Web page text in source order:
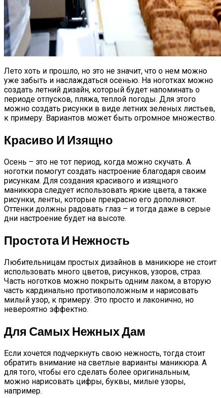
Лето хоть и прошло, но это не значит, что о нем можно
уже забыть и наслаждаться осенью. На ноготках можно
создать летний дизайн, который будет напоминать о
периоде отпусков, пляжа, теплой погоды. Для этого
можно создать рисунки в виде летних зеленых листьев,
к примеру. Вариантов может быть огромное множество.
Красиво И Изящно
Осень – это не тот период, когда можно скучать. А
ноготки помогут создать настроение благодаря своим
рисункам. Для создания красивого и изящного
маникюра следует использовать яркие цвета, а также
рисунки, ленты, которые прекрасно его дополняют.
Оттенки должны радовать глаз – и тогда даже в серые
дни настроение будет на высоте.
Простота И Нежность
Любительницам простых дизайнов в маникюре не стоит
использовать много цветов, рисунков, узоров, страз.
Часть ноготков можно покрыть одним лаком, а вторую
часть кардинально противоположным и нарисовать
милый узор, к примеру. Это просто и лаконично, но
невероятно эффектно.
Для Самых Нежных Дам
Если хочется подчеркнуть свою нежность, тогда стоит
обратить внимание на светлые варианты маникюра. А
для того, чтобы его сделать более оригинальным,
можно нарисовать цифры, буквы, милые узоры,
например.